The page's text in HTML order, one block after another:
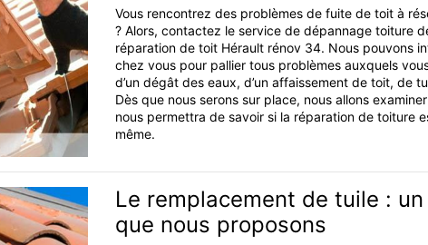
Vous rencontrez des problèmes de fuite de toit à
? Alors, contactez le service de dépannage toiture
réparation de toit Hérault rénov 34. Nous pouvons
chez vous pour pallier tous problèmes auxquels
d’un dégât des eaux, d’un affaissement de toit, de
Dès que nous serons sur place, nous allons
nous permettra de savoir si la réparation de toiture
même.
Le remplacement de tuile :
que nous proposons